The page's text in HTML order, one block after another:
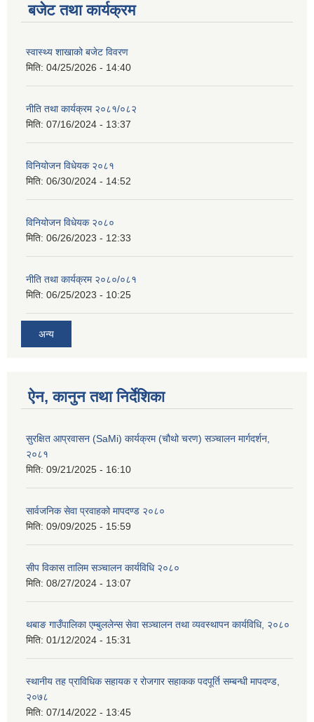
बजेट तथा कार्यक्रम
स्वास्थ्य शाखाको बजेट विवरण
मिति: 04/25/2026 - 14:40
नीति तथा कार्यक्रम २०८१/०८२
मिति: 07/16/2024 - 13:37
विनियोजन विधेयक २०८१
मिति: 06/30/2024 - 14:52
विनियोजन विधेयक २०८०
मिति: 06/26/2023 - 12:33
नीति तथा कार्यक्रम २०८०/०८१
मिति: 06/25/2023 - 10:25
अन्य
ऐन, कानुन तथा निर्देशिका
सुरक्षित आप्रवासन (SaMi) कार्यक्रम (चौथो चरण) सञ्चालन मार्गदर्शन,
२०८१
मिति: 09/21/2025 - 16:10
सार्वजनिक सेवा प्रवाहको मापदण्ड २०८०
मिति: 09/09/2025 - 15:59
सीप विकास तालिम सञ्चालन कार्यविधि २०८०
मिति: 08/27/2024 - 13:07
थबाङ गाउँपालिका एम्बुललेन्स सेवा सञ्चालन तथा व्यवस्थापन कार्यविधि, २०८०
मिति: 01/12/2024 - 15:31
स्थानीय तह प्राविधिक सहायक र रोजगार सहाकक पदपूर्ति सम्बन्धी मापदण्ड,
२०७८
मिति: 07/14/2022 - 13:45